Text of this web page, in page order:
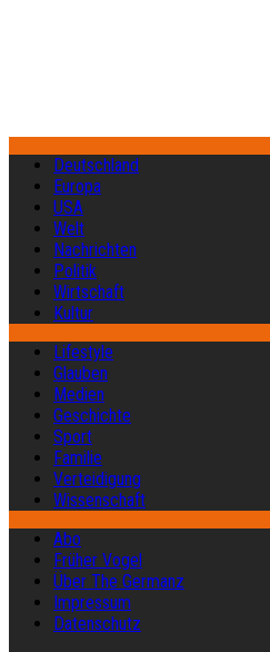
Deutschland
Europa
USA
Welt
Nachrichten
Politik
Wirtschaft
Kultur
Lifestyle
Glauben
Medien
Geschichte
Sport
Familie
Verteidigung
Wissenschaft
Abo
Früher Vogel
Über The Germanz
Impressum
Datenschutz